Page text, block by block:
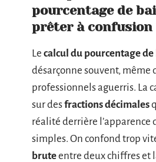
pourcentage de
prêter à confusion
Le calcul du pourcentage de
désarçonne souvent, même
professionnels aguerris. La
sur desfractions décimales
réalité derrière l’apparence
simples. On confond trop
bruteentre deux chiffres et